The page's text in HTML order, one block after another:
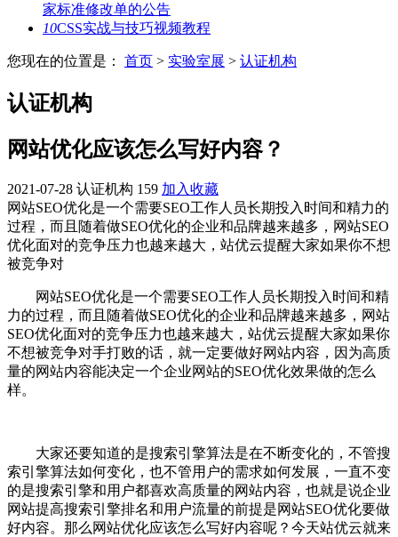
家标准修改单的公告
10CSS实战与技巧视频教程
您现在的位置是： 首页 > 实验室展 > 认证机构
认证机构
网站优化应该怎么写好内容？
2021-07-28 认证机构 159 加入收藏
网站SEO优化是一个需要SEO工作人员长期投入时间和精力的
过程，而且随着做SEO优化的企业和品牌越来越多，网站SEO
优化面对的竞争压力也越来越大，站优云提醒大家如果你不想
被竞争对
网站SEO优化是一个需要SEO工作人员长期投入时间和精
力的过程，而且随着做SEO优化的企业和品牌越来越多，网站
SEO优化面对的竞争压力也越来越大，站优云提醒大家如果你
不想被竞争对手打败的话，就一定要做好网站内容，因为高质
量的网站内容能决定一个企业网站的SEO优化效果做的怎么
样。
大家还要知道的是搜索引擎算法是在不断变化的，不管搜
索引擎算法如何变化，也不管用户的需求如何发展，一直不变
的是搜索引擎和用户都喜欢高质量的网站内容，也就是说企业
网站提高搜索引擎排名和用户流量的前提是网站SEO优化要做
好内容。那么网站优化应该怎么写好内容呢？今天站优云就来